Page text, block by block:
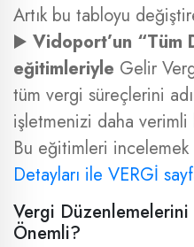
Artık bu tabloyu
▶️ Vidoport’un “Tüm
eğitimleriyle Gelir
tüm vergi süreçlerini
işletmenizi daha
Bu eğitimleri
Detayları ile VERGİ
Vergi
Önemli?